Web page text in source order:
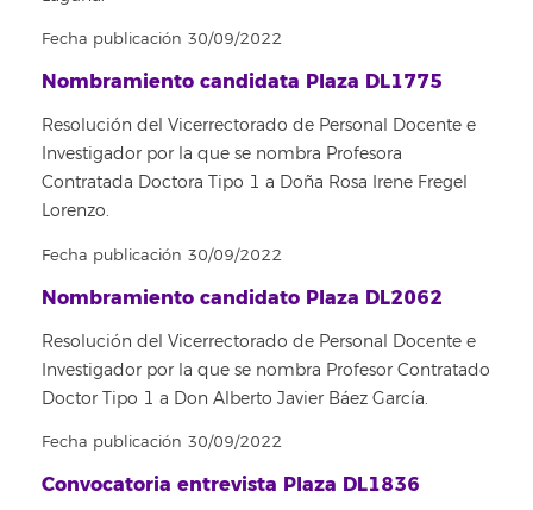
Fecha publicación 30/09/2022
Nombramiento candidata Plaza DL1775
Resolución del Vicerrectorado de Personal Docente e
Investigador por la que se nombra Profesora
Contratada Doctora Tipo 1 a Doña Rosa Irene Fregel
Lorenzo.
Fecha publicación 30/09/2022
Nombramiento candidato Plaza DL2062
Resolución del Vicerrectorado de Personal Docente e
Investigador por la que se nombra Profesor Contratado
Doctor Tipo 1 a Don Alberto Javier Báez García.
Fecha publicación 30/09/2022
Convocatoria entrevista Plaza DL1836